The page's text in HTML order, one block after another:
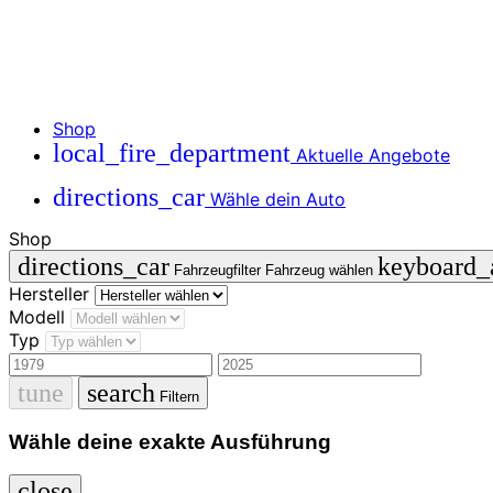
Shop
local_fire_department Aktuelle Angebote
directions_car Wähle dein Auto
Shop
directions_car Fahrzeugfilter Fahrzeug wählen
Hersteller
Modell
Typ
tune search Filtern
Wähle deine exakte Ausführung